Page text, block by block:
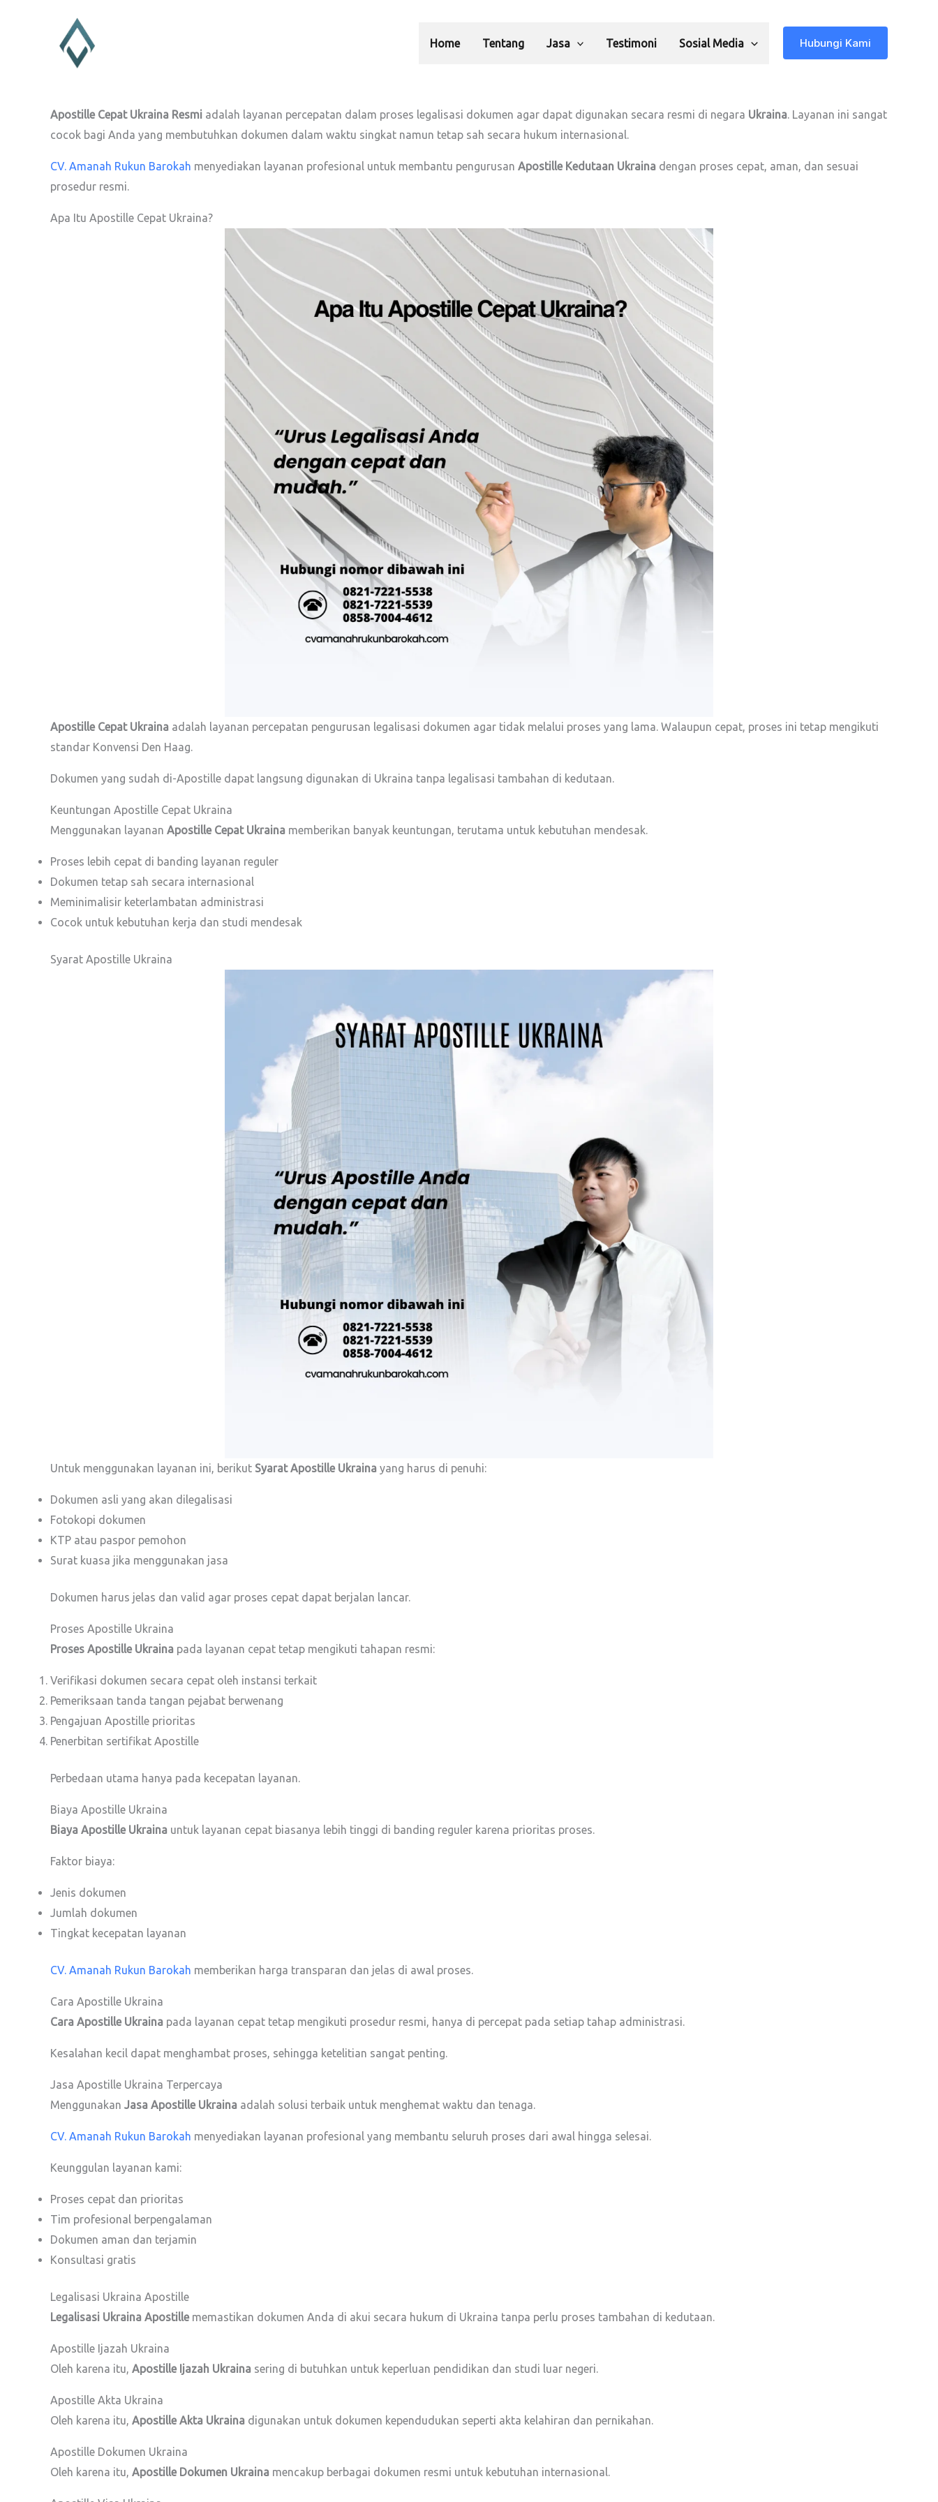
Home Tentang Jasa Testimoni Sosial Media Hubungi Kami
Apostille Cepat Ukraina Resmi adalah layanan percepatan dalam proses legalisasi dokumen agar dapat digunakan secara resmi di negara Ukraina. Layanan ini sangat
cocok bagi Anda yang membutuhkan dokumen dalam waktu singkat namun tetap sah secara hukum internasional.
CV. Amanah Rukun Barokah menyediakan layanan profesional untuk membantu pengurusan Apostille Kedutaan Ukraina dengan proses cepat, aman, dan sesuai
prosedur resmi.
Apa Itu Apostille Cepat Ukraina?
Apostille Cepat Ukraina adalah layanan percepatan pengurusan legalisasi dokumen agar tidak melalui proses yang lama. Walaupun cepat, proses ini tetap mengikuti
standar Konvensi Den Haag.
Dokumen yang sudah di-Apostille dapat langsung digunakan di Ukraina tanpa legalisasi tambahan di kedutaan.
Keuntungan Apostille Cepat Ukraina
Menggunakan layanan Apostille Cepat Ukraina memberikan banyak keuntungan, terutama untuk kebutuhan mendesak.
Proses lebih cepat di banding layanan reguler
Dokumen tetap sah secara internasional
Meminimalisir keterlambatan administrasi
Cocok untuk kebutuhan kerja dan studi mendesak
Syarat Apostille Ukraina
Untuk menggunakan layanan ini, berikut Syarat Apostille Ukraina yang harus di penuhi:
Dokumen asli yang akan dilegalisasi
Fotokopi dokumen
KTP atau paspor pemohon
Surat kuasa jika menggunakan jasa
Dokumen harus jelas dan valid agar proses cepat dapat berjalan lancar.
Proses Apostille Ukraina
Proses Apostille Ukraina pada layanan cepat tetap mengikuti tahapan resmi:
Verifikasi dokumen secara cepat oleh instansi terkait
Pemeriksaan tanda tangan pejabat berwenang
Pengajuan Apostille prioritas
Penerbitan sertifikat Apostille
Perbedaan utama hanya pada kecepatan layanan.
Biaya Apostille Ukraina
Biaya Apostille Ukraina untuk layanan cepat biasanya lebih tinggi di banding reguler karena prioritas proses.
Faktor biaya:
Jenis dokumen
Jumlah dokumen
Tingkat kecepatan layanan
CV. Amanah Rukun Barokah memberikan harga transparan dan jelas di awal proses.
Cara Apostille Ukraina
Cara Apostille Ukraina pada layanan cepat tetap mengikuti prosedur resmi, hanya di percepat pada setiap tahap administrasi.
Kesalahan kecil dapat menghambat proses, sehingga ketelitian sangat penting.
Jasa Apostille Ukraina Terpercaya
Menggunakan Jasa Apostille Ukraina adalah solusi terbaik untuk menghemat waktu dan tenaga.
CV. Amanah Rukun Barokah menyediakan layanan profesional yang membantu seluruh proses dari awal hingga selesai.
Keunggulan layanan kami:
Proses cepat dan prioritas
Tim profesional berpengalaman
Dokumen aman dan terjamin
Konsultasi gratis
Legalisasi Ukraina Apostille
Legalisasi Ukraina Apostillememastikan dokumen Anda di akui secara hukum di Ukraina tanpa perlu proses tambahan di kedutaan.
Apostille Ijazah Ukraina
Oleh karena itu, Apostille Ijazah Ukraina sering di butuhkan untuk keperluan pendidikan dan studi luar negeri.
Apostille Akta Ukraina
Oleh karena itu, Apostille Akta Ukraina digunakan untuk dokumen kependudukan seperti akta kelahiran dan pernikahan.
Apostille Dokumen Ukraina
Oleh karena itu, Apostille Dokumen Ukraina mencakup berbagai dokumen resmi untuk kebutuhan internasional.